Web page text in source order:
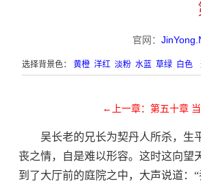
官网：
选择背景色： 黄橙 洋红 淡粉 水蓝 草绿 白色
←上一章：第五十章
吴长老的兄长为契丹人所杀，生
丧之情，自是难以形容。这时这向望
到了大厅前的庭院之中，大声说道：